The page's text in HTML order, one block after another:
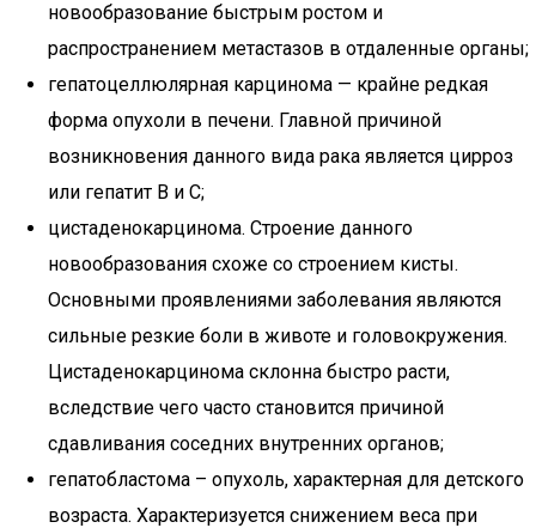
новообразование быстрым ростом и
распространением метастазов в отдаленные органы;
гепатоцеллюлярная карцинома — крайне редкая
форма опухоли в печени. Главной причиной
возникновения данного вида рака является цирроз
или гепатит В и С;
цистаденокарцинома. Строение данного
новообразования схоже со строением кисты.
Основными проявлениями заболевания являются
сильные резкие боли в животе и головокружения.
Цистаденокарцинома склонна быстро расти,
вследствие чего часто становится причиной
сдавливания соседних внутренних органов;
гепатобластома – опухоль, характерная для детского
возраста. Характеризуется снижением веса при